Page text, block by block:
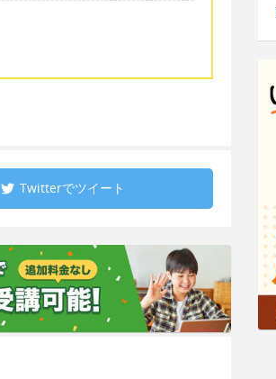
Twitterでツイート